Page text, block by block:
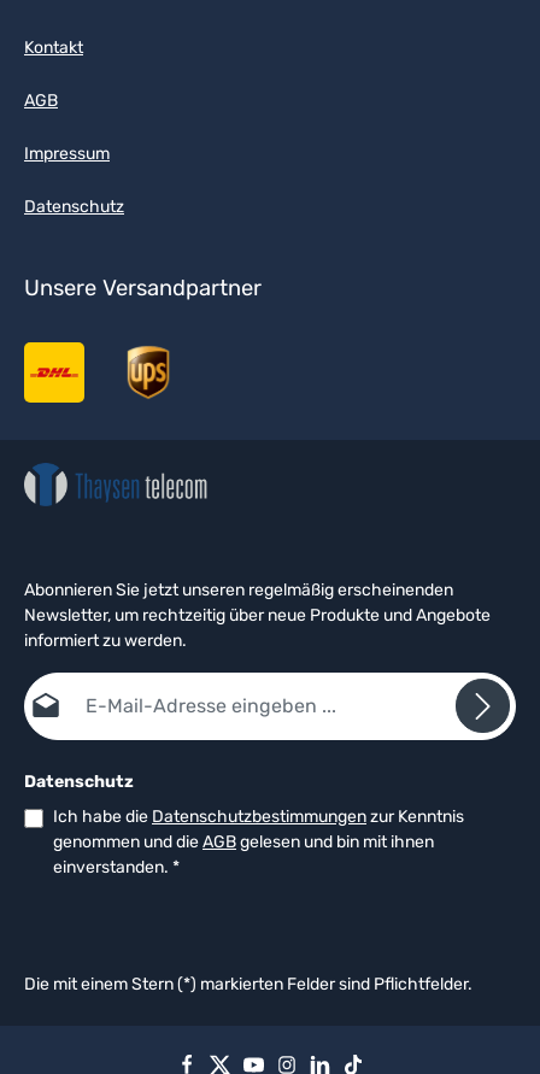
Kontakt
AGB
Impressum
Datenschutz
Unsere Versandpartner
Abonnieren Sie jetzt unseren regelmäßig erscheinenden
Newsletter, um rechtzeitig über neue Produkte und Angebote
informiert zu werden.
E-Mail-Adresse*
Datenschutz
Ich habe die Datenschutzbestimmungenzur Kenntnis
genommen und dieAGBgelesen und bin mit ihnen
einverstanden. *
Die mit einem Stern (*) markierten Felder sind Pflichtfelder.